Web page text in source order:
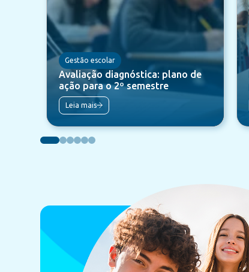
Gestão escolar
Avaliação diagnóstica: plano de
ação para o 2º semestre
Leia mais